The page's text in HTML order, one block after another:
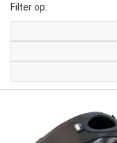
Filter op: